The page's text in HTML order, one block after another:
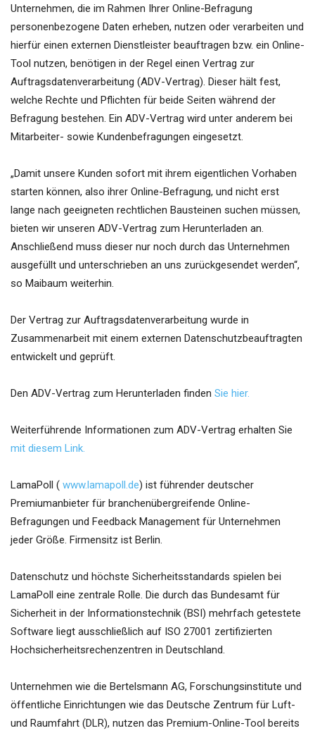
Unternehmen, die im Rahmen Ihrer Online-Befragung
personenbezogene Daten erheben, nutzen oder verarbeiten und
hierfür einen externen Dienstleister beauftragen bzw. ein Online-
Tool nutzen, benötigen in der Regel einen Vertrag zur
Auftragsdatenverarbeitung (ADV-Vertrag). Dieser hält fest,
welche Rechte und Pflichten für beide Seiten während der
Befragung bestehen. Ein ADV-Vertrag wird unter anderem bei
Mitarbeiter- sowie Kundenbefragungen eingesetzt.
„Damit unsere Kunden sofort mit ihrem eigentlichen Vorhaben
starten können, also ihrer Online-Befragung, und nicht erst
lange nach geeigneten rechtlichen Bausteinen suchen müssen,
bieten wir unseren ADV-Vertrag zum Herunterladen an.
Anschließend muss dieser nur noch durch das Unternehmen
ausgefüllt und unterschrieben an uns zurückgesendet werden“,
so Maibaum weiterhin.
Der Vertrag zur Auftragsdatenverarbeitung wurde in
Zusammenarbeit mit einem externen Datenschutzbeauftragten
entwickelt und geprüft.
Den ADV-Vertrag zum Herunterladen finden Sie hier.
Weiterführende Informationen zum ADV-Vertrag erhalten Sie
mit diesem Link.
LamaPoll ( www.lamapoll.de) ist führender deutscher
Premiumanbieter für branchenübergreifende Online-
Befragungen und Feedback Management für Unternehmen
jeder Größe. Firmensitz ist Berlin.
Datenschutz und höchste Sicherheitsstandards spielen bei
LamaPoll eine zentrale Rolle. Die durch das Bundesamt für
Sicherheit in der Informationstechnik (BSI) mehrfach getestete
Software liegt ausschließlich auf ISO 27001 zertifizierten
Hochsicherheitsrechenzentren in Deutschland.
Unternehmen wie die Bertelsmann AG, Forschungsinstitute und
öffentliche Einrichtungen wie das Deutsche Zentrum für Luft-
und Raumfahrt (DLR), nutzen das Premium-Online-Tool bereits